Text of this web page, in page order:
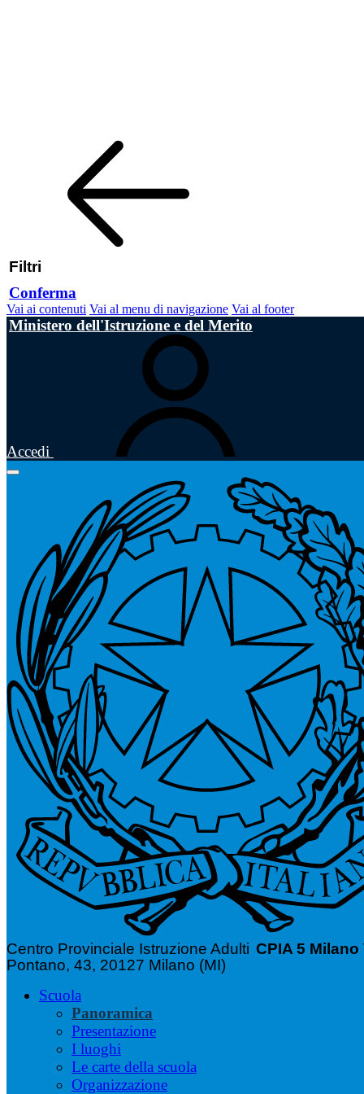
Filtri
Conferma
Vai ai contenuti Vai al menu di navigazione Vai al footer
Ministero dell'Istruzione e del Merito
Accedi
Centro Provinciale Istruzione Adulti CPIA 5 Milano
Pontano, 43, 20127 Milano (MI)
Scuola
Panoramica
Presentazione
I luoghi
Le carte della scuola
Organizzazione